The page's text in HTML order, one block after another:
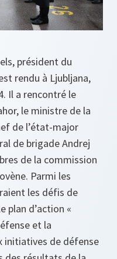
président du
rendu à Ljubljana,
Il a rencontré le
le ministre de la
de l’état-major
de brigade Andrej
de la commission
Parmi les
les défis de
plan d’action «
et la
initiatives de défense